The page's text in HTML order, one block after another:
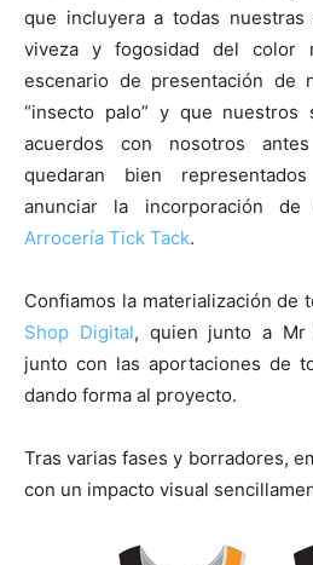
que incluyera a todas
viveza y fogosidad del color
escenario de presentación de
“insecto palo” y que nuestros
acuerdos con nosotros
quedaran bien
anunciar la incorporación
Arrocería Tick Tack.
Confiamos la materialización de
Shop Digital, quien junto a Mr
junto con las aportaciones de
dando forma al proyecto.
Tras varias fases y borradores,
con un impacto visual